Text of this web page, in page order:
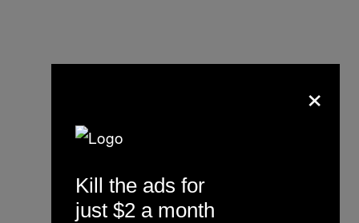
×
Kill the ads for
just $2 a month